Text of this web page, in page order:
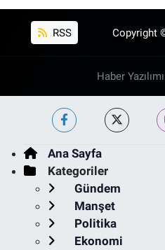
RSS Copyright
Haber
Ana Sayfa
Kategoriler
Gündem
Manşet
Politika
Ekonomi